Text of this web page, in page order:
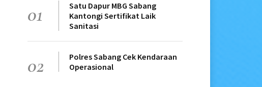
01
Satu Dapur MBG Sabang
Kantongi Sertifikat Laik
Sanitasi
02
Polres Sabang Cek Kendaraan
Operasional